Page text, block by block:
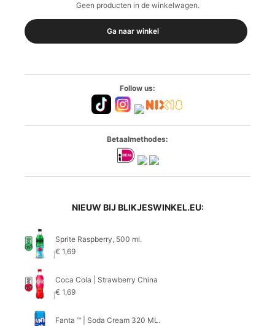
Geen producten in de winkelwagen.
Ga naar winkel
Follow us:
Betaalmethodes:
NIEUW BIJ BLIKJESWINKEL.EU:
Sprite Raspberry, 500 ml.
€ 1,69
Coca Cola | Strawberry China
€ 1,69
Fanta ™ | Soda Cream 320 ML.